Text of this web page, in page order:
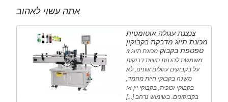
אתה עשוי לאהוב
צנצנת עגולה אוטומטית
מכונת תיוג מדבקת בקבוקון
טפטפת בקבוק מכונת תיוג זו
משמשת להנחת תוויות דביקות
על בקבוקים עגולים שונים, לא
משנה בקבוקי חיות מחמד,
בקבוקי זכוכית, בקבוקי יין או
בקבוקונים. בשימוש נרחב […]